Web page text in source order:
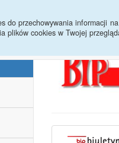
do przechowywania informacji
plików cookies w Twojej